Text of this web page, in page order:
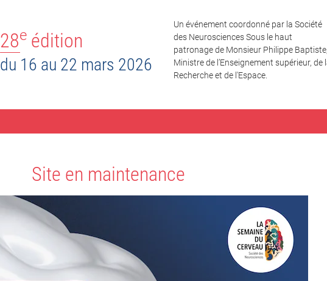
28e édition
du 16 au 22 mars 2026
Un événement coordonné par la Société
des Neurosciences Sous le haut
patronage de Monsieur Philippe Baptiste,
Ministre de l’Enseignement supérieur, de
Recherche et de l'Espace.
Site en maintenance